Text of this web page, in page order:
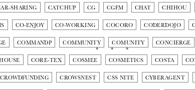
SHARING CATCHUP CG CGFM CHAT CHIHOU
CO-ENJOY CO-WORKING COCORO CODERDOJO
COMMANDP COMMUNITY COMUNITY CONCIERGE
CORE-TEX COSMEE COSMETICS COSTA
CROWDFUNDING CROWSNEST CSS NITE CYBERAGENT